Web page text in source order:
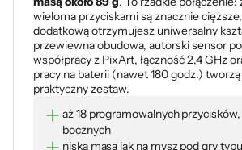
wieloma przyciskami są znacznie
dodatkową otrzymujesz uniwersalny
przewiewna obudowa, autorski sensor
współpracy z PixArt, łączność 2,4 GHz
pracy na baterii (nawet 180 godz.)
praktyczny zestaw.
aż 18 programowalnych
bocznych
niska masa jak na mysz pod gry